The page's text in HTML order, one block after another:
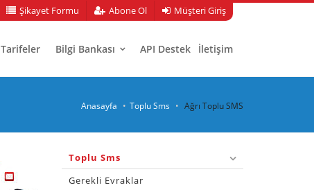
Şikayet Formu Abone Ol Müşteri Giriş
Tarifeler Bilgi Bankası API Destek İletişim
Anasayfa Toplu Sms Ağrı Toplu SMS
Toplu Sms
Gerekli Evraklar